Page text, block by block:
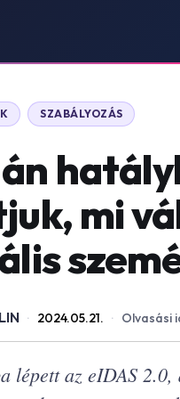
SZABÁLYOZÁS
mi
· 2024.05.21. · Olvasási
lépett az eIDAS